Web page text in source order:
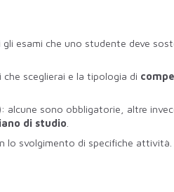
esami che uno studente deve
sceglierai e la tipologia di
sono obbligatorie, altre
di studio
lo svolgimento di specifiche